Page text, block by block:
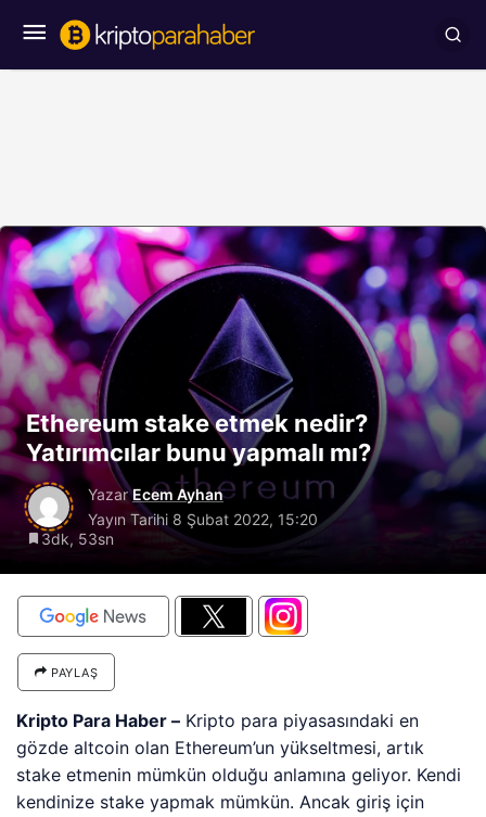
Ethereum stake etmek nedir?
Yatırımcılar bunu yapmalı mı?
YazarEcem Ayhan
Yayın Tarihi 8 Şubat 2022, 15:20
3dk, 53sn
PAYLAŞ
Kripto Para Haber – Kripto para piyasasındaki en
gözde altcoin olan Ethereum’un yükseltmesi, artık
stake etmenin mümkün olduğu anlamına geliyor. Kendi
kendinize stake yapmak mümkün. Ancak giriş için